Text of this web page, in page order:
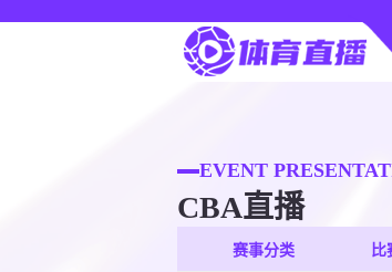
EVENT
CBA直播
赛事分类 比